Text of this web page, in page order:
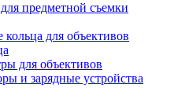
предметной съемки
для объективов
для объективов
и зарядные устройства